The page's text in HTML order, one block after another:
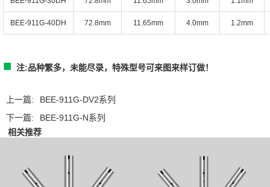
BEE-911G-40DH 72.8mm 11.65mm 4.0mm 1.2mm
■ 注:品种繁多，未能尽录，特殊型号可来图来样订做！
上一篇:
BEE-911G-DV2系列
下一篇:
BEE-911G-N系列
相关推荐